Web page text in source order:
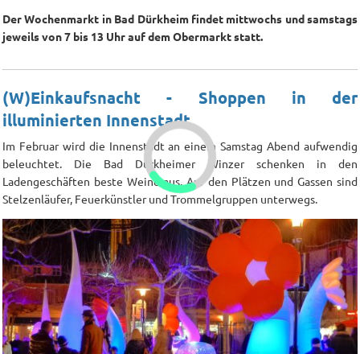
Der Wochenmarkt in Bad Dürkheim findet mittwochs und samstags
jeweils von 7 bis 13 Uhr auf dem Obermarkt statt.
(W)Einkaufsnacht - Shoppen in der
illuminierten Innenstadt
Im Februar wird die Innenstadt an einem Samstag Abend aufwendig
beleuchtet. Die Bad Dürkheimer Winzer schenken in den
Ladengeschäften beste Weine aus. Auf den Plätzen und Gassen sind
Stelzenläufer, Feuerkünstler und Trommelgruppen unterwegs.